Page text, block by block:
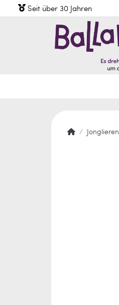
Seit über 30 Jahren
Jonglieren